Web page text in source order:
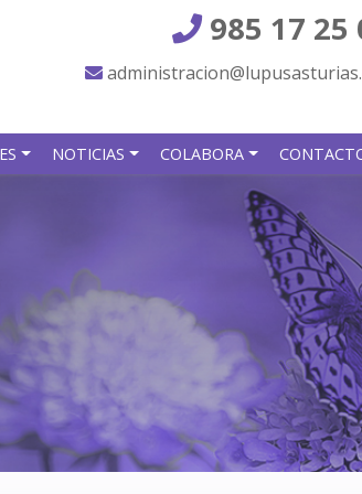
985 17 25
NOTICIAS COLABORA